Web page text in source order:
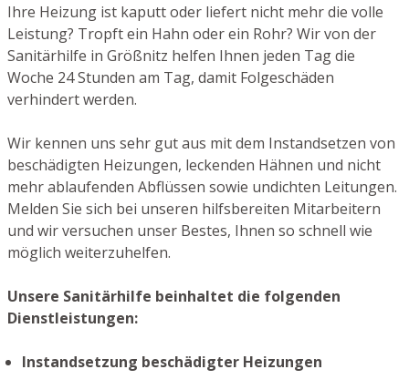
Ihre Heizung ist kaputt oder liefert nicht mehr die volle
Leistung? Tropft ein Hahn oder ein Rohr? Wir von der
Sanitärhilfe in Größnitz helfen Ihnen jeden Tag die
Woche 24 Stunden am Tag, damit Folgeschäden
verhindert werden.
Wir kennen uns sehr gut aus mit dem Instandsetzen von
beschädigten Heizungen, leckenden Hähnen und nicht
mehr ablaufenden Abflüssen sowie undichten Leitungen.
Melden Sie sich bei unseren hilfsbereiten Mitarbeitern
und wir versuchen unser Bestes, Ihnen so schnell wie
möglich weiterzuhelfen.
Unsere Sanitärhilfe beinhaltet die folgenden
Dienstleistungen:
Instandsetzung beschädigter Heizungen